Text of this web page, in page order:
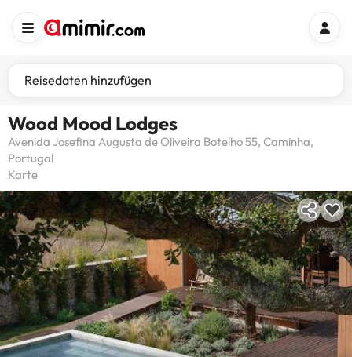
Reisedaten hinzufügen
Wood Mood Lodges
Avenida Josefina Augusta de Oliveira Botelho 55, Caminha,
Portugal
Karte